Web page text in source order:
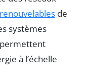
de
systèmes
permettent
à l’échelle